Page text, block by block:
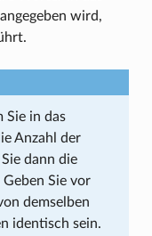
wird,
Sie in das
Anzahl der
dann die
Sie vor
demselben
identisch sein.